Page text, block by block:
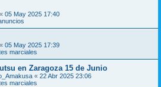
« 05 May 2025 17:40
« 05 May 2025 17:39
marciales
en Zaragoza 15 de Junio
« 22 Abr 2025 23:06
marciales